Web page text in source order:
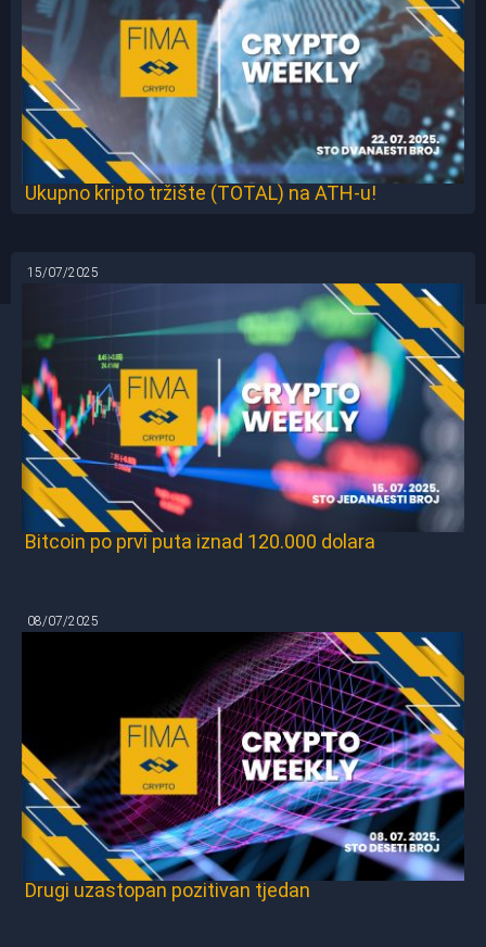
Ukupno kripto tržište (TOTAL) na ATH-u!
15/07/2025
Bitcoin po prvi puta iznad 120.000 dolara
08/07/2025
Drugi uzastopan pozitivan tjedan